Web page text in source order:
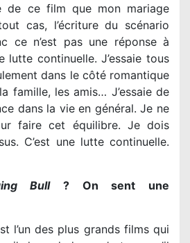
de ce film que mon mariage
cas, l’écriture du scénario
ce n’est pas une réponse à
lutte continuelle. J’essaie tous
dans le côté romantique
famille, les amis… J’essaie de
dans la vie en général. Je ne
faire cet équilibre. Je dois
C’est une lutte continuelle.
Bull? On sent une
l’un des plus grands films qui